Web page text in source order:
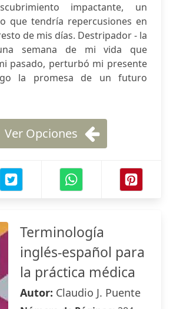
impactante, un
que tendría repercusiones en
de mis días. Destripador - la
semana de mi vida que
pasado, perturbó mi presente
la promesa de un futuro
Ver Opciones
Terminología
inglés-español para
la práctica médica
Autor: Claudio J. Puente